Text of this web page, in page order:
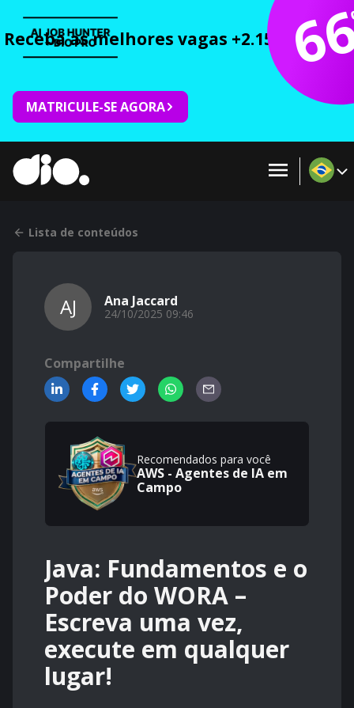
Receba as melhores vagas +2.150 cursos
MATRICULE-SE AGORA
Lista de conteúdos
AJ Ana Jaccard
24/10/2025 09:46
Compartilhe
Recomendados para você
AWS - Agentes de IA em
Campo
Java: Fundamentos e o
Poder do WORA –
Escreva uma vez,
execute em qualquer
lugar!